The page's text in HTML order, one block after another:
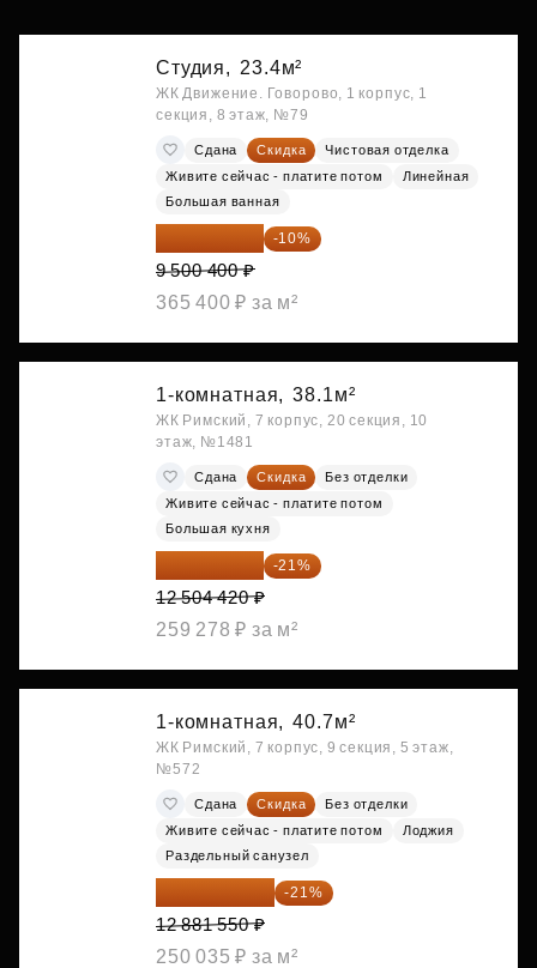
Студия, 23.4м²
ЖК Движение. Говорово, 1 корпус, 1
секция, 8 этаж, №79
Сдана Скидка
Чистовая отделка
Живите сейчас - платите потом
Линейная
Большая ванная
-10%
9 500 400 ₽
365 400 ₽ за м²
1-комнатная, 38.1м²
ЖК Римский, 7 корпус, 20 секция, 10
этаж, №1481
Сдана Скидка
Без отделки
Живите сейчас - платите потом
Большая кухня
-21%
12 504 420 ₽
259 278 ₽ за м²
1-комнатная, 40.7м²
ЖК Римский, 7 корпус, 9 секция, 5 этаж,
№572
Сдана Скидка
Без отделки
Живите сейчас - платите потом
Лоджия
Раздельный санузел
10 176 425 ₽ -21%
12 881 550 ₽
250 035 ₽ за м²